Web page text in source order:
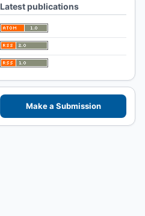
Latest publications
Make a Submission